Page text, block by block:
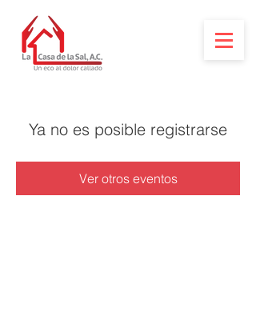
Ya no es posible registrarse
Ver otros eventos